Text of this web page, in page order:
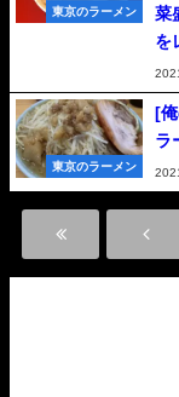
東京のラーメン
菜
を
東京のラーメン
[
ラ